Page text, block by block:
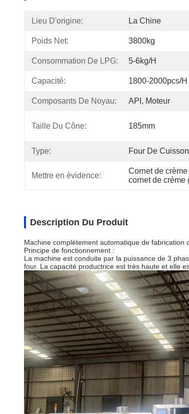
Lieu D'origine: La Chine
Poids Net: 3800kg
Consommation De LPG: 5-6kg/h
Capacité: 1800-2000pcs/h
Composants De Noyau: API, Moteur
Taille Du Cône: 185mm
Type: Four De Cuisson
Mettre en évidence:
Cornet de
cornet de crème
Description Du Produit
Machine complètement automatique de
Principe de fonctionnement :
La machine est conduite par la puissance de 3
four. La capacité productrice est très haute et elle